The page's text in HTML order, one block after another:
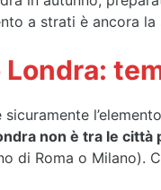
a strati è ancora
Londra:
sicuramente
non è tra le città
di Roma o